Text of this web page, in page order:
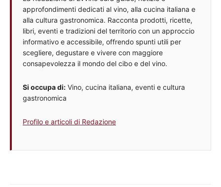
approfondimenti dedicati al vino, alla cucina italiana e
alla cultura gastronomica. Racconta prodotti, ricette,
libri, eventi e tradizioni del territorio con un approccio
informativo e accessibile, offrendo spunti utili per
scegliere, degustare e vivere con maggiore
consapevolezza il mondo del cibo e del vino.
Si occupa di: Vino, cucina italiana, eventi e cultura
gastronomica
Profilo e articoli di Redazione